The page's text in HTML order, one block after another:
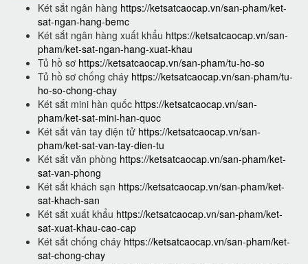
Két sắt ngân hàng https://ketsatcaocap.vn/san-pham/ket-
sat-ngan-hang-bemc
Két sắt ngân hàng xuất khẩu https://ketsatcaocap.vn/san-
pham/ket-sat-ngan-hang-xuat-khau
Tủ hồ sơ https://ketsatcaocap.vn/san-pham/tu-ho-so
Tủ hồ sơ chống cháy https://ketsatcaocap.vn/san-pham/tu-
ho-so-chong-chay
Két sắt mini hàn quốc https://ketsatcaocap.vn/san-
pham/ket-sat-mini-han-quoc
Két sắt vân tay điện tử https://ketsatcaocap.vn/san-
pham/ket-sat-van-tay-dien-tu
Két sắt văn phòng https://ketsatcaocap.vn/san-pham/ket-
sat-van-phong
Két sắt khách sạn https://ketsatcaocap.vn/san-pham/ket-
sat-khach-san
Két sắt xuất khẩu https://ketsatcaocap.vn/san-pham/ket-
sat-xuat-khau-cao-cap
Két sắt chống cháy https://ketsatcaocap.vn/san-pham/ket-
sat-chong-chay